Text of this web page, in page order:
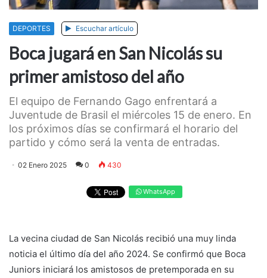
DEPORTES Escuchar artículo
Boca jugará en San Nicolás su
primer amistoso del año
El equipo de Fernando Gago enfrentará a
Juventude de Brasil el miércoles 15 de enero. En
los próximos días se confirmará el horario del
partido y cómo será la venta de entradas.
02 Enero 2025 0 430
WhatsApp
La vecina ciudad de San Nicolás recibió una muy linda
noticia el último día del año 2024. Se confirmó que Boca
Juniors iniciará los amistosos de pretemporada en su